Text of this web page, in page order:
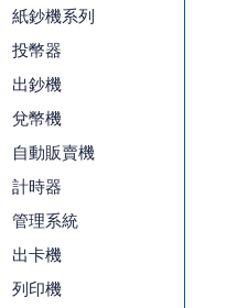
紙鈔機系列
投幣器
出鈔機
兌幣機
自動販賣機
計時器
管理系統
出卡機
列印機